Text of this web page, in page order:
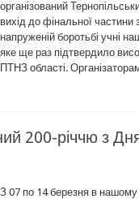
організований
вихід до фінальної
напруженій боротьбі учні
яке ще раз підтвердило
ПТНЗ області.
200-річчю з
З 07 по 14 березня в